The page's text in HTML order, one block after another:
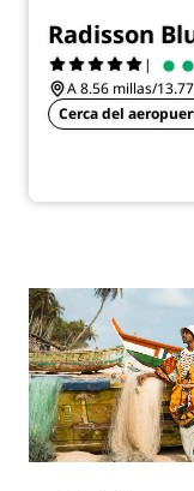
Radisson
|
A 8.56 millas/
Cerca del